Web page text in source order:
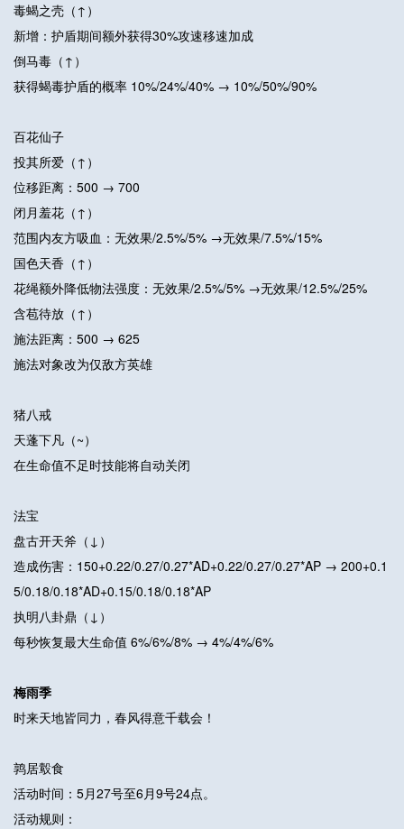
毒蝎之壳（↑）
新增：护盾期间额外获得30%攻速移速加成
倒马毒（↑）
获得蝎毒护盾的概率 10%/24%/40% → 10%/50%/90%
百花仙子
投其所爱（↑）
位移距离：500 → 700
闭月羞花（↑）
范围内友方吸血：无效果/2.5%/5% →无效果/7.5%/15%
国色天香（↑）
花绳额外降低物法强度：无效果/2.5%/5% →无效果/12.5%/25%
含苞待放（↑）
施法距离：500 → 625
施法对象改为仅敌方英雄
猪八戒
天蓬下凡（~）
在生命值不足时技能将自动关闭
法宝
盘古开天斧（↓）
造成伤害：150+0.22/0.27/0.27*AD+0.22/0.27/0.27*AP → 200+0.1
5/0.18/0.18*AD+0.15/0.18/0.18*AP
执明八卦鼎（↓）
每秒恢复最大生命值 6%/6%/8% → 4%/4%/6%
梅雨季
时来天地皆同力，春风得意千载会！
鹑居鷇食
活动时间：5月27号至6月9号24点。
活动规则：